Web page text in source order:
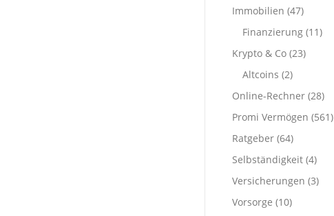
Immobilien (47)
Finanzierung (11)
Krypto & Co (23)
Altcoins (2)
Online-Rechner (28)
Promi Vermögen (561)
Ratgeber (64)
Selbständigkeit (4)
Versicherungen (3)
Vorsorge (10)